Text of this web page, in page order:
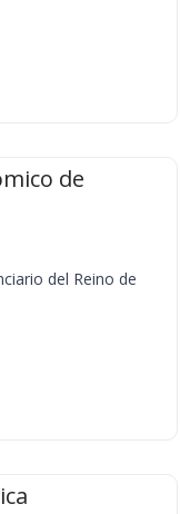
de
del Reino de